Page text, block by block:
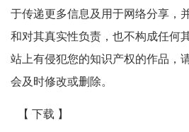
于传递更多信息及用于网络分享，
和对其真实性负责，也不构成任何
站上有侵犯您的知识产权的作品，
会及时修改或删除。
【 下载 】